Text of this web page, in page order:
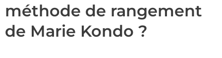
méthode de rangement
de Marie Kondo ?